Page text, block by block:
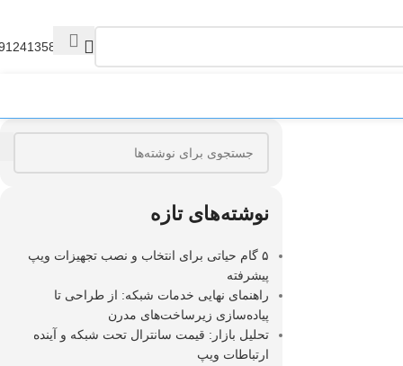
نوشته‌های تازه
۵ گام حیاتی برای انتخاب و نصب تجهیزات ویپ
پیشرفته
راهنمای نهایی خدمات شبکه: از طراحی تا
پیاده‌سازی زیرساخت‌های مدرن
تحلیل بازار: قیمت سانترال تحت شبکه و آینده
ارتباطات ویپ